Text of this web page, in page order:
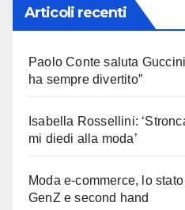
Articoli recenti
Paolo Conte saluta
ha sempre divertito”
Isabella Rossellini:
mi diedi alla moda’
Moda e-commerce, lo
GenZ e second hand